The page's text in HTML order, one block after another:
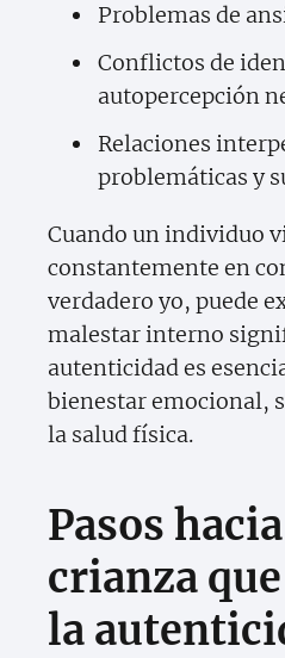
Problemas de
Conflictos de
autopercepción
Relaciones
problemáticas y
Cuando un individuo
constantemente en
verdadero yo, puede
malestar interno
autenticidad es
bienestar emocional,
la salud física.
Pasos
crianza
la